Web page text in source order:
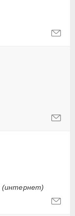
(интернет)